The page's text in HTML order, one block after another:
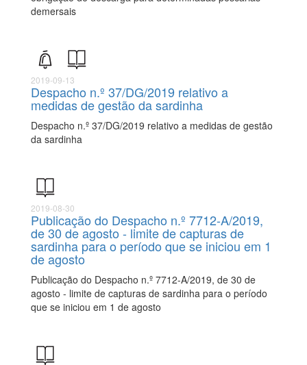
demersais
2019-09-13
Despacho n.º 37/DG/2019 relativo a
medidas de gestão da sardinha
Despacho n.º 37/DG/2019 relativo a medidas de gestão
da sardinha
2019-08-30
Publicação do Despacho n.º 7712-A/2019,
de 30 de agosto - limite de capturas de
sardinha para o período que se iniciou em 1
de agosto
Publicação do Despacho n.º 7712-A/2019, de 30 de
agosto - limite de capturas de sardinha para o período
que se iniciou em 1 de agosto